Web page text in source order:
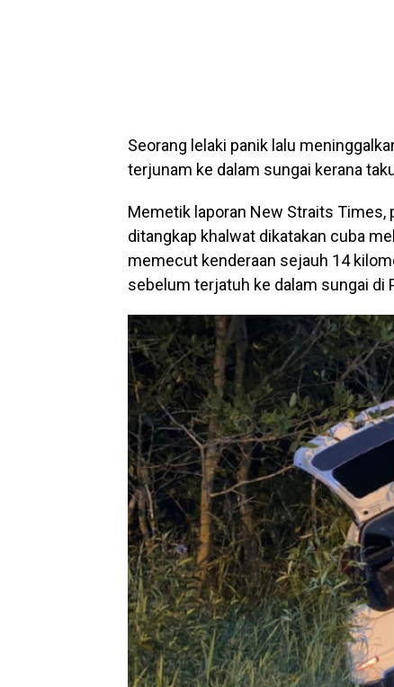
Seorang lelaki panik lalu
terjunam ke dalam sungai kerana
Memetik laporan New Straits Times,
ditangkap khalwat dikatakan cuba
memecut kenderaan sejauh 14
sebelum terjatuh ke dalam sungai di